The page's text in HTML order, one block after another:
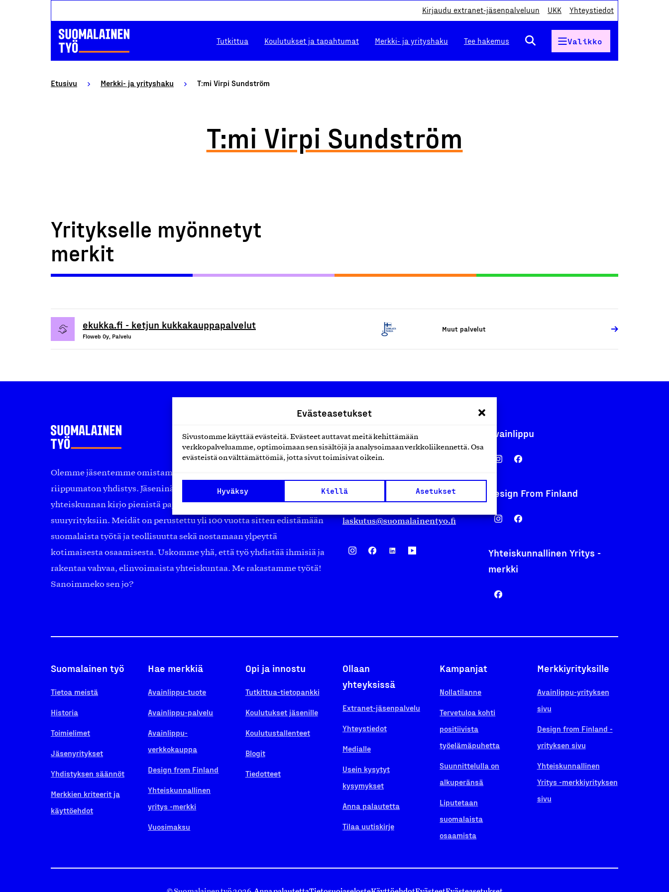
Evästeasetukset
Sivustomme käyttää evästeitä. Evästeet auttavat meitä kehittämään
verkkopalveluamme, optimoimaan sen sisältöjä ja analysoimaan verkkoliikennettä. Osa
evästeistä on välttämättömiä, jotta sivut toimisivat oikein.
Hyväksy Kiellä Asetukset
Kirjaudu extranet-jäsenpalveluun UKK Yhteystiedot
Tutkittua Koulutukset ja tapahtumat Merkki- ja yrityshaku Tee hakemus Valikko
Etusivu Merkki- ja yrityshaku T:mi Virpi Sundström
T:mi Virpi Sundström
Yritykselle myönnetyt
merkit
ekukka.fi - ketjun kukkakauppapalvelut
Floweb Oy, Palvelu
Muut palvelut
Olemme jäsentemme omistama puolueeton, työmarkkinajärjestöistä
riippumaton yhdistys. Jäseninämme on koko suomalaisen
yhteiskunnan kirjo pienistä pajoista ja yhteisöistä kansainvälisiin
suuryrityksiin. Meidät on perustettu yli 100 vuotta sitten edistämään
suomalaista työtä ja teollisuutta sekä nostamaan ylpeyttä
kotimaisesta osaamisesta. Uskomme yhä, että työ yhdistää ihmisiä ja
rakentaa vahvaa, elinvoimaista yhteiskuntaa. Me rakastamme työtä!
Sanoimmeko sen jo?
Suomalainen työ ry
Eteläranta 14,
Finland
asiakaspalvelu@suomalainentyo.fi
laskutus@suomalainentyo.fi
Avainlippu
Design From Finland
Yhteiskunnallinen Yritys -
merkki
Suomalainen työ
Tietoa meistä
Historia
Toimielimet
Jäsenyritykset
Yhdistyksen säännöt
Merkkien kriteerit ja
käyttöehdot
Hae merkkiä
Avainlippu-tuote
Avainlippu-palvelu
Avainlippu-
verkkokauppa
Design from Finland
Yhteiskunnallinen
yritys -merkki
Vuosimaksu
Opi ja innostu
Tutkittua-tietopankki
Koulutukset jäsenille
Koulutustallenteet
Blogit
Tiedotteet
Ollaan
yhteyksissä
Extranet-jäsenpalvelu
Yhteystiedot
Medialle
Usein kysytyt
kysymykset
Anna palautetta
Tilaa uutiskirje
Kampanjat
Nollatilanne
Tervetuloa kohti
positiivista
työelämäpuhetta
Suunnittelulla on
alkuperänsä
Liputetaan
suomalaista
osaamista
Merkkiyrityksille
Avainlippu-yrityksen
sivu
Design from Finland -
yrityksen sivu
Yhteiskunnallinen
Yritys -merkkiyrityksen
sivu